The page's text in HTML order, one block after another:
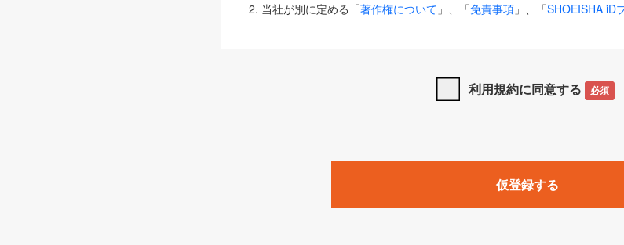
2. 当社が別に定める「著作権について 」、「免責事項 」、「SHOEISHA iD
は、本規約の規定が優先して適用されるものとします。
1. 「本サービス」とは、当社が提供する以下のサービス（名称や内容が変
みます）及びこれらサービスに関連して当社が実施するイベントやキャンペ
「SEBook」「SEShop」「CodeZine」「MarkeZine」「EnterpriseZine」
利用規約に同意する 必須
仮登録する